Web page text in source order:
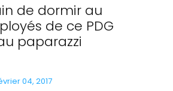
de dormir au
de ce PDG
paparazzi
04, 2017